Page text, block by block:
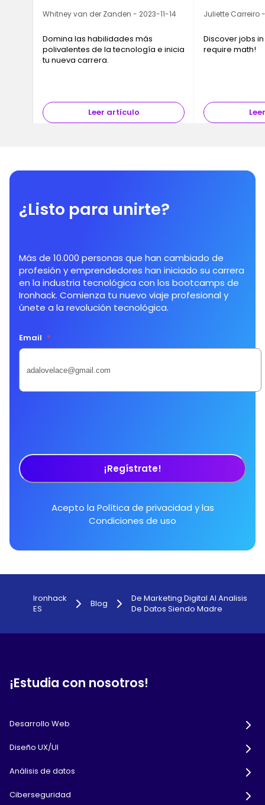
Whitney van der Zanden - 2023-11-14
Domina las habilidades más
polivalentes de la tecnología e inicia
tu nueva carrera.
Leer artículo
Juliette Carreiro
Discover jobs
require math!
¿Listo para unirte?
Más de 10.000 personas que han cambiado de
profesión y emprendedores han iniciado su carrera
en la industria tecnológica con los bootcamps de
Ironhack. Comienza tu nuevo viaje profesional y
únete a la revolución tecnológica.
Email *
¡Regístrate!
Acepto la Política de privacidad y las
Condiciones de uso
Ironhack
ES
Blog
De Marketing Digital Al Analisis
De Datos Siendo Madre
¡Estudia con nosotros!
Desarrollo Web
Diseño UX/UI
Análisis de datos
Ciberseguridad